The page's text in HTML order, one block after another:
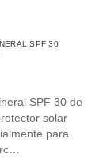
SPF 30
SPF 30 de
solar
para